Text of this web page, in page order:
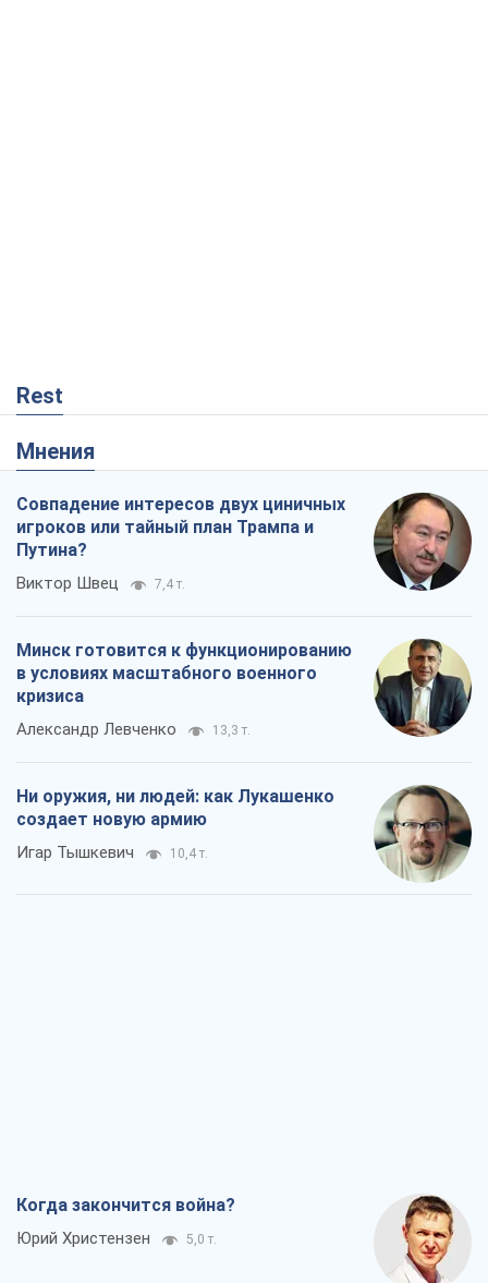
Rest
Мнения
Совпадение интересов двух циничных
игроков или тайный план Трампа и
Путина?
Виктор Швец 7,4 т.
Минск готовится к функционированию
в условиях масштабного военного
кризиса
Александр Левченко 13,3 т.
Ни оружия, ни людей: как Лукашенко
создает новую армию
Игар Тышкевич 10,4 т.
Когда закончится война?
Юрий Христензен 5,0 т.